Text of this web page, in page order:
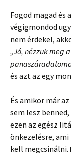
Fogod magad
végigmondod
nem érdekel,
„Jó, nézzük meg
és azt az egy
És amikor már
sem lesz
ezen az egész
önkezelésre, ami
kell megcsinálni.